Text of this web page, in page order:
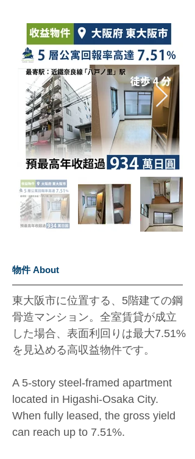
物件 About
東大阪市に位置する、5階建ての鋼
骨造マンション。全室賃貸が成立
した場合、表面利回りは最大7.51%
を見込める高収益物件です。
A 5-story steel-framed apartment
located in Higashi-Osaka City.
When fully leased, the gross yield
can reach up to 7.51%.